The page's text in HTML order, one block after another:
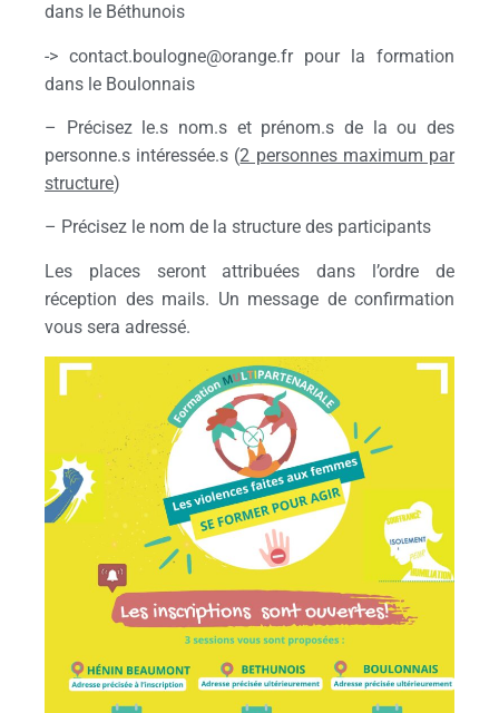
dans le Béthunois
-> contact.boulogne@orange.fr pour la formation
dans le Boulonnais
– Précisez le.s nom.s et prénom.s de la ou des
personne.s intéressée.s (2 personnes maximum par
structure)
– Précisez le nom de la structure des participants
Les places seront attribuées dans l’ordre de
réception des mails. Un message de confirmation
vous sera adressé.